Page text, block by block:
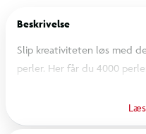
Beskrivelse
Slip kreativiteten løs med
perler. Her får du 4000
figurer, nøgleringe og meget